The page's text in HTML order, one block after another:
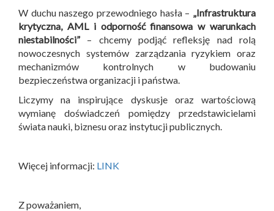
W duchu naszego przewodniego hasła – „Infrastruktura
krytyczna, AML i odporność finansowa w warunkach
niestabilności”– chcemy podjąć refleksję nad rolą
nowoczesnych systemów zarządzania ryzykiem oraz
mechanizmów kontrolnych w budowaniu
bezpieczeństwa organizacji i państwa.
Liczymy na inspirujące dyskusje oraz wartościową
wymianę doświadczeń pomiędzy przedstawicielami
świata nauki, biznesu oraz instytucji publicznych.
Więcej informacji: LINK
Z poważaniem,